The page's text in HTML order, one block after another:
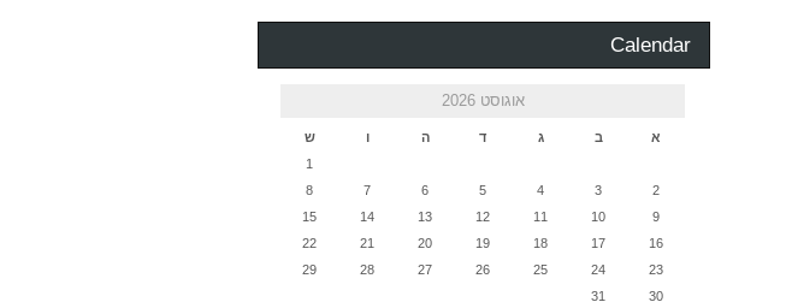
Calendar
אוגוסט 2026
א ב ג ד ה ו
ש
1
2
3
4
5
6
7
8
9
10
11
12
13
14
15
16
17
18
19
20
21
22
23
24
25
26
27
28
29
30
31